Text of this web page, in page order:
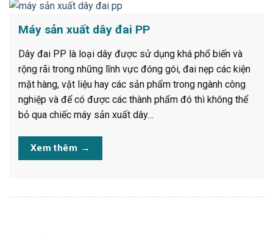
Máy sản xuất dây đai PP
Dây đai PP là loại dây được sử dụng khá phổ biến và
rộng rãi trong những lĩnh vực đóng gói, đai nẹp các kiện
mặt hàng, vật liệu hay các sản phẩm trong ngành công
nghiệp và để có được các thành phẩm đó thì không thể
bỏ qua chiếc máy sản xuất dây…
Xem thêm →